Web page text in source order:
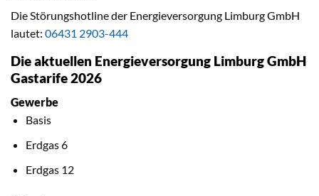
Die Störungshotline der Energieversorgung Limburg GmbH
lautet: 06431 2903-444
Die aktuellen Energieversorgung Limburg GmbH
Gastarife 2026
Gewerbe
Basis
Erdgas 6
Erdgas 12